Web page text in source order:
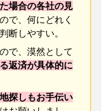
場合の各社の見
で、何にどれく
断しやすい。
で、漠然として
返済が具体的に
探しもお手伝い